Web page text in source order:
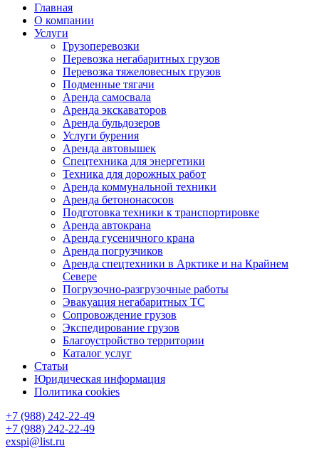
Главная
О компании
Услуги
Грузоперевозки
Перевозка негабаритных грузов
Перевозка тяжеловесных грузов
Подменные тягачи
Аренда самосвала
Аренда экскаваторов
Аренда бульдозеров
Услуги бурения
Аренда автовышек
Спецтехника для энергетики
Техника для дорожных работ
Аренда коммунальной техники
Аренда бетононасосов
Подготовка техники к транспортировке
Аренда автокрана
Аренда гусеничного крана
Аренда погрузчиков
Аренда спецтехники в Арктике и на Крайнем
Севере
Погрузочно-разгрузочные работы
Эвакуация негабаритных ТС
Сопровождение грузов
Экспедирование грузов
Благоустройство территории
Каталог услуг
Статьи
Юридическая информация
Политика cookies
+7 (988) 242-22-49
+7 (988) 242-22-49
exspi@list.ru